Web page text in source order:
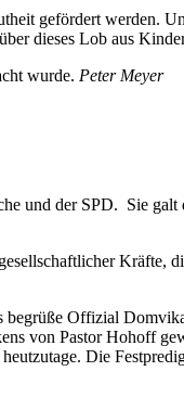
gefördert werden.
dieses Lob aus
wurde. Peter Meyer
und der SPD. Sie
Kräfte,
Offizial
von Pastor Hohoff
Die